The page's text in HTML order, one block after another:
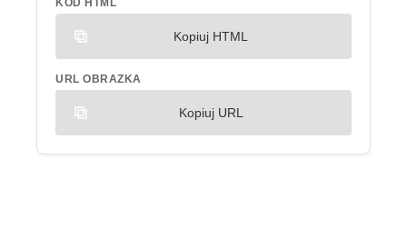
KOD HTML
Kopiuj HTML
URL OBRAZKA
Kopiuj URL